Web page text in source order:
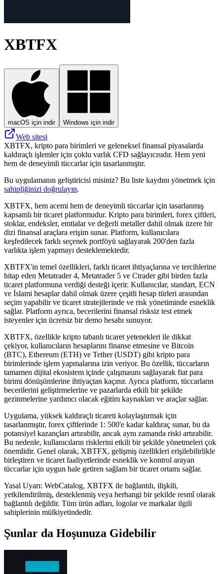
XBTFX
macOS için indir Windows için indir
Web sitesi
XBTFX, kripto para birimleri ve geleneksel finansal piyasalarda
kaldıraçlı işlemler için çoklu varlık CFD sağlayıcısıdır. Hem yeni
hem de deneyimli tüccarlar için tasarlanmıştır.
Bu uygulamanın geliştiricisi misiniz? Bu liste kaydını yönetmek için
sahipliğinizi doğrulayın.
XBTFX, hem acemi hem de deneyimli tüccarlar için tasarlanmış
kapsamlı bir ticaret platformudur. Kripto para birimleri, forex çiftleri,
stoklar, endeksler, emtialar ve değerli metaller dahil olmak üzere bir
dizi finansal araçlara erişim sunar. Platform, kullanıcılara
keşfedilecek farklı seçenek portföyü sağlayarak 200'den fazla
varlıkta işlem yapmayı desteklemektedir.
XBTFX'in temel özellikleri, farklı ticaret ihtiyaçlarına ve tercihlerine
hitap eden Metatrader 4, Metatrader 5 ve Ctrader gibi birden fazla
ticaret platformuna verdiği desteği içerir. Kullanıcılar, standart, ECN
ve İslami hesaplar dahil olmak üzere çeşitli hesap türleri arasından
seçim yapabilir ve ticaret stratejilerinde ve risk yönetiminde esneklik
sağlar. Platform ayrıca, becerilerini finansal risksiz test etmek
isteyenler için ücretsiz bir demo hesabı sunuyor.
XBTFX, özellikle kripto tabanlı ticaret yetenekleri ile dikkat
çekiyor, kullanıcıların hesaplarını finanse etmesine ve Bitcoin
(BTC), Ethereum (ETH) ve Tether (USDT) gibi kripto para
birimlerinde işlem yapmalarına izin veriyor. Bu özellik, tüccarların
tamamen dijital ekosistem içinde çalışmasını sağlayarak fiat para
birimi dönüşümlerine ihtiyaçtan kaçınır. Ayrıca platform, tüccarların
becerilerini geliştirmelerine ve pazarlarda etkili bir şekilde
gezinmelerine yardımcı olacak eğitim kaynakları ve araçlar sağlar.
Uygulama, yüksek kaldıraçlı ticareti kolaylaştırmak için
tasarlanmıştır, forex çiftlerinde 1: 500'e kadar kaldıraç sunar, bu da
potansiyel kazançları artırabilir, ancak aynı zamanda riski artırabilir.
Bu nedenle, kullanıcıların risklerini etkili bir şekilde yönetmeleri çok
önemlidir. Genel olarak, XBTFX, gelişmiş özellikleri erişilebilirlikle
birleştiren ve ticaret faaliyetlerinde esneklik ve kontrol arayan
tüccarlar için uygun hale getiren sağlam bir ticaret ortamı sağlar.
Yasal Uyarı: WebCatalog, XBTFX ile bağlantılı, ilişkili,
yetkilendirilmiş, desteklenmiş veya herhangi bir şekilde resmî olarak
bağlantılı değildir. Tüm ürün adları, logolar ve markalar ilgili
sahiplerinin mülkiyetindedir.
Şunlar da Hoşunuza Gidebilir